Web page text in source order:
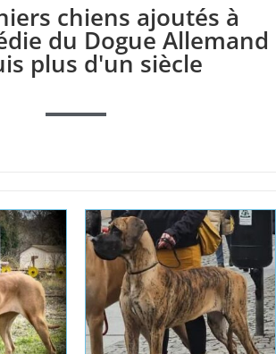
chiens ajoutés à
du Dogue Allemand
plus d'un siècle